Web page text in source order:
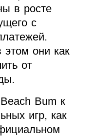
в росте
с
этом они как
от
Bum к
игр, как